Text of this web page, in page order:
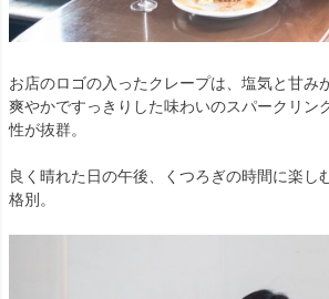
お店のロゴの入ったクレープは、塩気と甘み
爽やかですっきりした味わいのスパークリン
性が抜群。
良く晴れた日の午後、くつろぎの時間に楽し
格別。